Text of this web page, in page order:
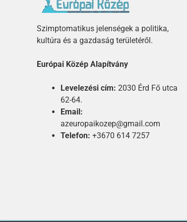
Szimptomatikus jelenségek a politika,
kultúra és a gazdaság területéről.
Európai Közép Alapítvány
Levelezési cím: 2030 Érd Fő utca
62-64.
Email:
azeuropaikozep@gmail.com
Telefon: +3670 614 7257